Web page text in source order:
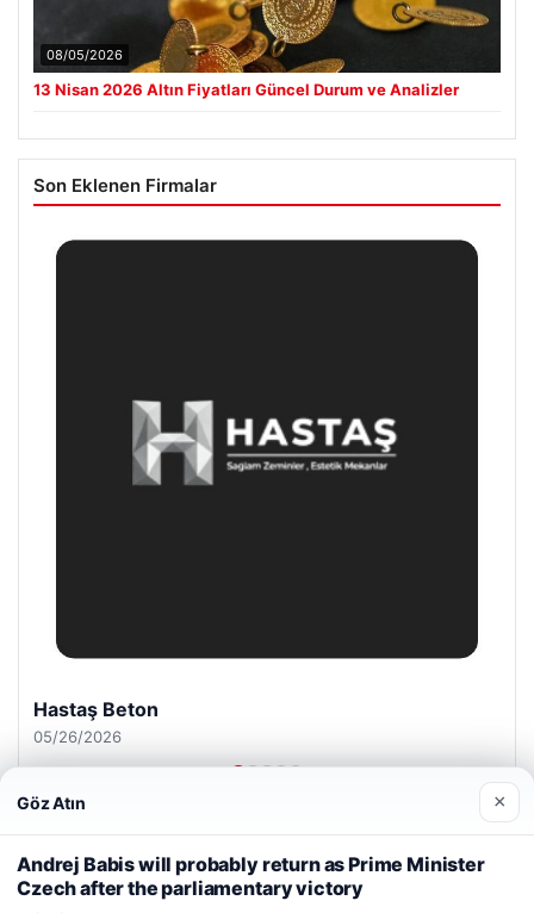
08/05/2026
13 Nisan 2026 Altın Fiyatları Güncel Durum ve Analizler
Son Eklenen Firmalar
Prenses Night Club
04/29/2026
kullanıyoruz.Çerez Politikamız
Kabul Et
Göz Atın ×
Andrej Babis will probably return as Prime Minister
Czech after the parliamentary victory